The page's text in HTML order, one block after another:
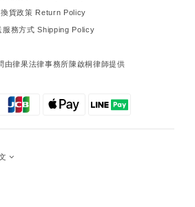
貨政策 Return Policy
服務方式 Shipping Policy
由律果法律事務所陳啟桐律師提供